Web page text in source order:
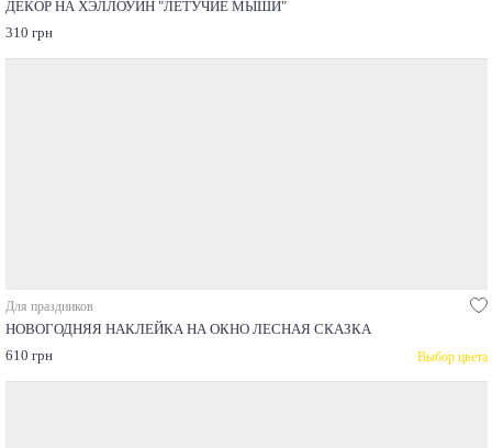
ДЕКОР НА ХЭЛЛОУИН "ЛЕТУЧИЕ МЫШИ"
310 грн
Для праздников
НОВОГОДНЯЯ НАКЛЕЙКА НА ОКНО ЛЕСНАЯ СКАЗКА
610 грн
Выбор цвета